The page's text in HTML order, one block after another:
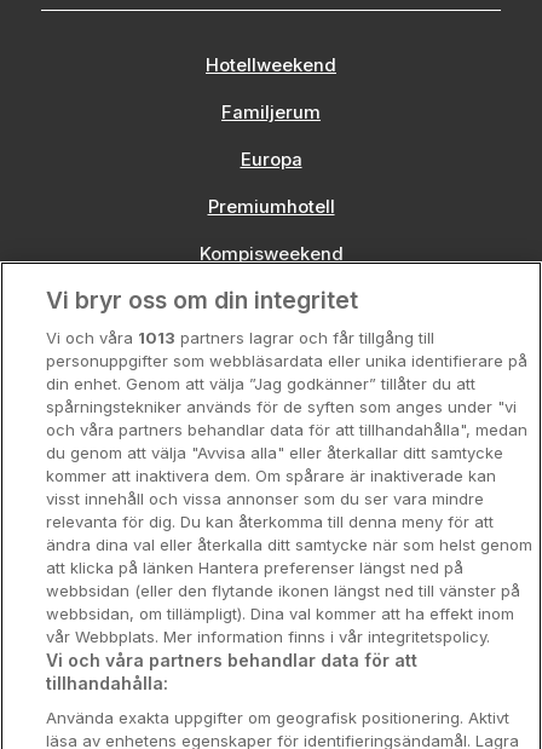
Hotellweekend
Familjerum
Europa
Premiumhotell
Kompisweekend
Storstadsweekend
Hotellrum under 995 kr
Spahotell
Sydsverige
Om Hotellpremien
Nya hotell
Stadsweekend
Booking Enquiries:
Hotellsupport:scandinavian@digibreaks.com
Vi bryr oss om din integritet
Vi och våra 1013 partners lagrar och får tillgång till
personuppgifter som webbläsardata eller unika identifierare på
din enhet. Genom att välja ”Jag godkänner” tillåter du att
spårningstekniker används för de syften som anges under "vi
och våra partners behandlar data för att tillhandahålla", medan
du genom att välja "Avvisa alla" eller återkallar ditt samtycke
kommer att inaktivera dem. Om spårare är inaktiverade kan
visst innehåll och vissa annonser som du ser vara mindre
relevanta för dig. Du kan återkomma till denna meny för att
ändra dina val eller återkalla ditt samtycke när som helst genom
att klicka på länken Hantera preferenser längst ned på
webbsidan (eller den flytande ikonen längst ned till vänster på
webbsidan, om tillämpligt). Dina val kommer att ha effekt inom
vår Webbplats. Mer information finns i vår integritetspolicy.
Vi och våra partners behandlar data för att
tillhandahålla:
Använda exakta uppgifter om geografisk positionering. Aktivt
läsa av enhetens egenskaper för identifieringsändamål. Lagra